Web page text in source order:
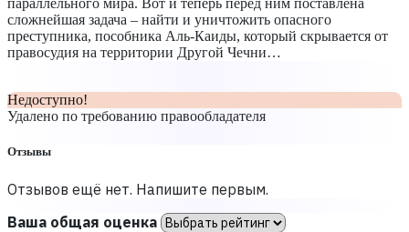
параллельного мира. Вот и теперь перед ним поставлена
сложнейшая задача – найти и уничтожить опасного
преступника, пособника Аль-Каиды, который скрывается от
правосудия на территории Другой Чечни…
Недоступно!
Удалено по требованию правообладателя
Отзывы
Отзывов ещё нет. Напишите первым.
Ваша общая оценка